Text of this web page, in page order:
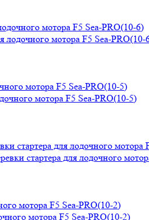
мотора F5 Sea-PRO(10-6)
мотора F5 Sea-PRO(10-5)
стартера для лодочного мотора
мотора F5 Sea-PRO(10-2)